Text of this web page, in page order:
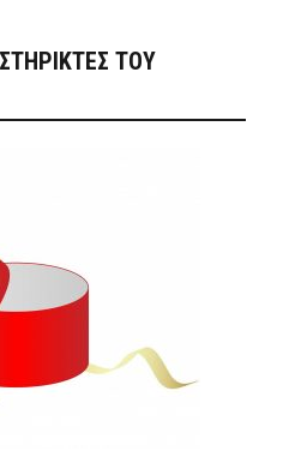
ΤΟΥ